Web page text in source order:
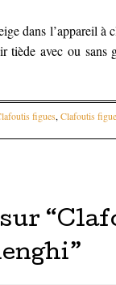
dans l’appareil à
tiède avec ou
figues,Clafoutis
“
”